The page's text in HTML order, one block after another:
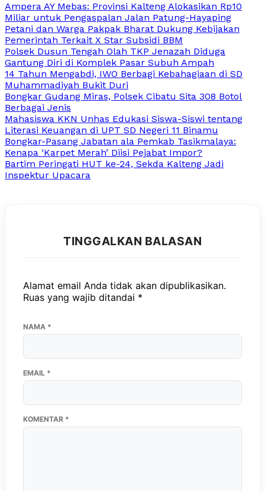
Ampera AY Mebas: Provinsi Kalteng Alokasikan Rp10
Miliar untuk Pengaspalan Jalan Patung-Hayaping
Petani dan Warga Pakpak Bharat Dukung Kebijakan
Pemerintah Terkait X Star Subsidi BBM
Polsek Dusun Tengah Olah TKP Jenazah Diduga
Gantung Diri di Komplek Pasar Subuh Ampah
14 Tahun Mengabdi, IWO Berbagi Kebahagiaan di SD
Muhammadiyah Bukit Duri
Bongkar Gudang Miras, Polsek Cibatu Sita 308 Botol
Berbagai Jenis
Mahasiswa KKN Unhas Edukasi Siswa-Siswi tentang
Literasi Keuangan di UPT SD Negeri 11 Binamu
Bongkar-Pasang Jabatan ala Pemkab Tasikmalaya:
Kenapa ‘Karpet Merah’ Diisi Pejabat Impor?
Bartim Peringati HUT ke-24, Sekda Kalteng Jadi
Inspektur Upacara
TINGGALKAN BALASAN
Alamat email Anda tidak akan dipublikasikan.
Ruas yang wajib ditandai *
KOMENTAR *
NAMA *
EMAIL *